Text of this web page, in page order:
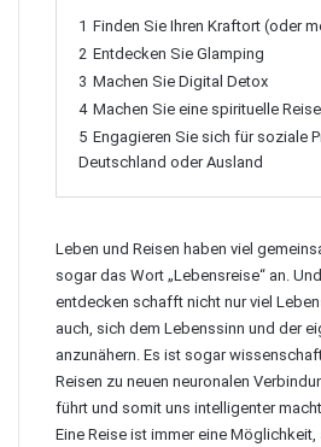
1 Finden Sie Ihren Kraftort (oder
2 Entdecken Sie Glamping
3 Machen Sie Digital Detox
4 Machen Sie eine spirituelle Reise
5 Engagieren Sie sich für soziale
Deutschland oder Ausland
Leben und Reisen haben viel
sogar das Wort „Lebensreise“ an.
entdecken schafft nicht nur viel
auch, sich dem Lebenssinn und der
anzunähern. Es ist sogar
Reisen zu neuen neuronalen
führt und somit uns intelligenter
Eine Reise ist immer eine